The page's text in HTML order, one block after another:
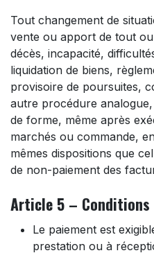
Tout changement de
vente ou apport de tout
décès, incapacité,
liquidation de biens,
provisoire de poursuites,
autre procédure
de forme, même après
marchés ou commande,
mêmes dispositions que
de non-paiement des
Article 5 – Conditions
Le paiement est
prestation ou à